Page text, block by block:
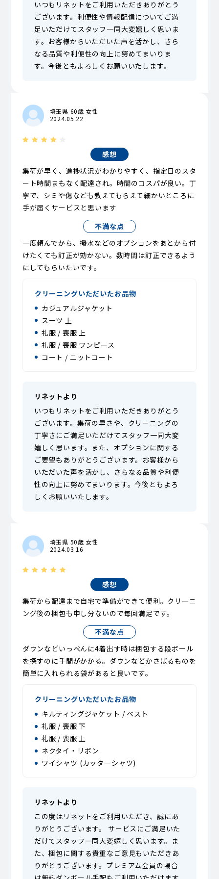
いつもリネットをご利用いただきありがとう
ございます。利便性や情報配信についてご満
足いただけてスタッフ一同大変嬉しく思いま
す。お客様からいただいた声を活かし、さら
なる品質や利便性の向上に努めてまいりま
す。今後ともよろしくお願いいたします。
埼玉県 60歳 女性
2024.05.22
感想
集荷が早く、進捗状況がわかりやすく、指定日のスタ
ート時間まもなく配達され。時間のコスパが良い。丁
寧で、シミや傷なども教えてもらえて細かいところに
手が届くサービスと思います
不満な点
一度頼んでから、撥水などのオプションをあとから付
けたくても訂正が効かない。数時間は訂正できるよう
にしてもらいたいです。
クリーニングいただいたお品物
カジュアルジャケット
スーツ 上
礼服 / 喪服 上
礼服 / 喪服 ワンピース
コート / ニットコート
リネットより
いつもリネットをご利用いただきありがとう
ございます。集荷の早さや、クリーニングの
丁寧さにご満足いただけてスタッフ一同大変
嬉しく思います。また、オプションに関する
ご要望もありがとうございます。お客様から
いただいた声を活かし、さらなる品質や利便
性の向上に努めてまいります。今後ともよろ
しくお願いいたします。
埼玉県 50歳 女性
2024.03.16
感想
集荷から配達まで自宅で準備ができて便利。クリーニ
ング後の梱包も申し分ないので毎回満足です。
不満な点
ダウンなどいっぺんに4着出す時は梱包する段ボール
を探すのに手間がかかる。ダウンなどかさばるものを
簡単に入れられる袋があると良いです。
クリーニングいただいたお品物
キルティングジャケット / ベスト
礼服 / 喪服 下
礼服 / 喪服 上
ネクタイ・リボン
ワイシャツ (カッターシャツ)
リネットより
この度はリネットをご利用いただき、誠にあ
りがとうございます。 サービスにご満足いた
だけてスタッフ一同大変嬉しく思います。ま
た、梱包に関する貴重なご意見もいただきあ
りがとうございます。プレミアム会員の場合